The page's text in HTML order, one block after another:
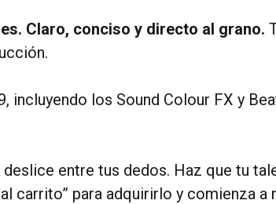
Claro, conciso y directo al grano.
los Sound Colour FX y
entre tus dedos. Haz que tu
carrito” para adquirirlo y comienza